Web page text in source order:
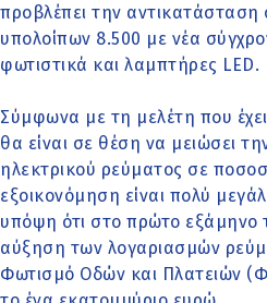
προβλέπει την
υπολοίπων 8.500 με νέα
φωτιστικά και λαμπτήρες LED.
Σύμφωνα με τη μελέτη που έχει
θα είναι σε θέση να μειώσει
ηλεκτρικού ρεύματος σε
εξοικονόμηση είναι πολύ
υπόψη ότι στο πρώτο εξάμηνο
αύξηση των λογαριασμών
Φωτισμό Οδών και Πλατειών